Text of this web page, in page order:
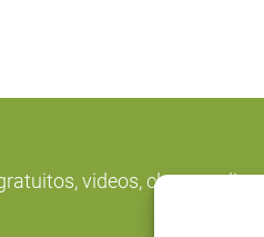
videos, clases online